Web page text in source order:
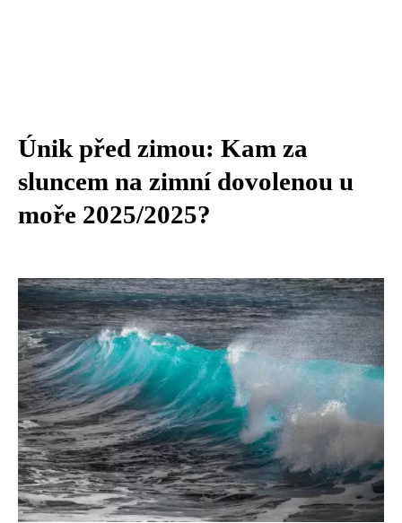
Únik před zimou: Kam za
sluncem na zimní dovolenou u
moře 2025/2025?